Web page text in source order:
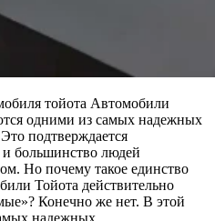
тойота Автомобили
одними из самых надежных
подтверждается
большинство людей
Но почему такое единство
Тойота действительно
Конечно же нет. В этой